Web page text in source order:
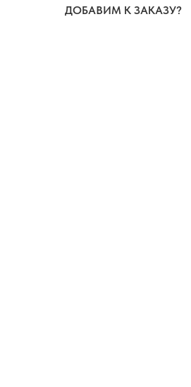
ДОБАВИМ К ЗАКАЗУ?